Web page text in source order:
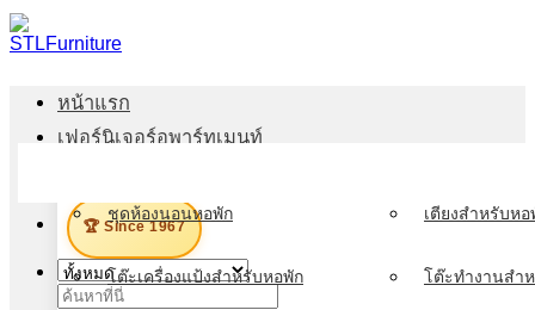
ข้าม
ไป
เนื้อหา
🏆 Since 1967
ค้นหา:
หน้าแรก
เฟอร์นิเจอร์อพาร์ทเมนท์
ชุดห้องนอนหอพัก เตียงสำหรับหอ
โต๊ะเครื่องแป้งสำหรับหอพัก โต๊ะทำงานสำ